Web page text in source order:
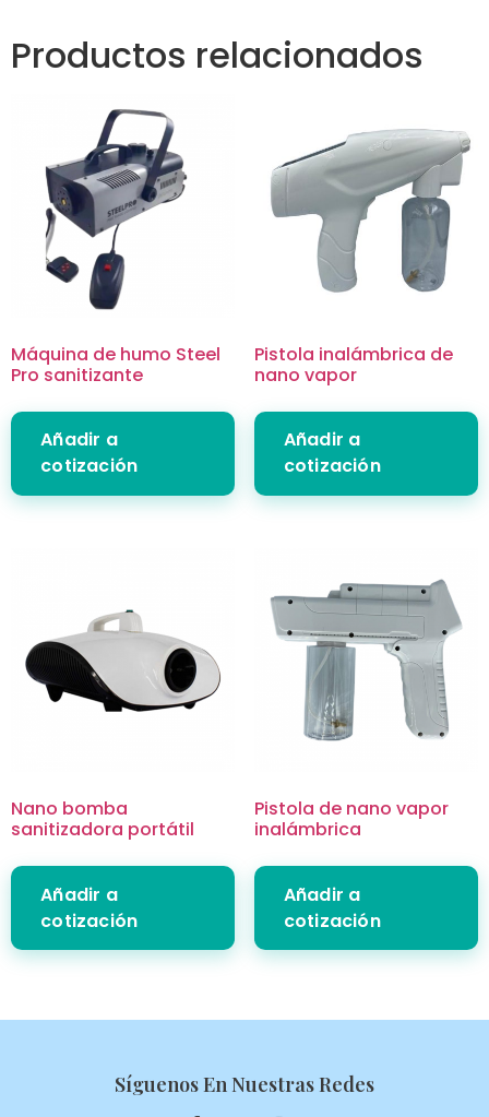
Productos relacionados
Máquina de humo Steel
Pro sanitizante
Añadir a
cotización
Pistola inalámbrica de
nano vapor
Añadir a
cotización
Nano bomba
sanitizadora portátil
Añadir a
cotización
Pistola de nano vapor
inalámbrica
Añadir a
cotización
Síguenos En Nuestras Redes